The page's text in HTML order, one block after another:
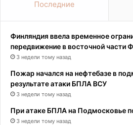
Последние
Финляндия ввела временное
передвижение в восточной части
3 недели тому назад
Пожар начался на нефтебазе в
результате атаки БПЛА ВСУ
3 недели тому назад
При атаке БПЛА на Подмосковье
3 недели тому назад